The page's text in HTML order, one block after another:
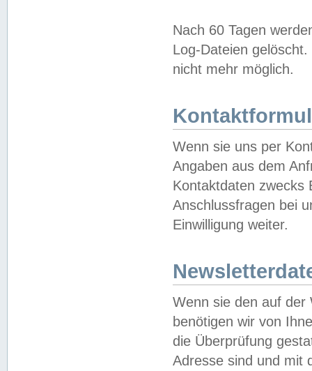
Nach 60 Tagen
Log-Dateien
nicht mehr möglich.
Wenn sie uns per
Angaben aus dem
Kontaktdaten zwecks
Anschlussfragen bei
Einwilligung weiter.
Wenn sie den auf der
benötigen wir von
die Überprüfung
Adresse sind und mit